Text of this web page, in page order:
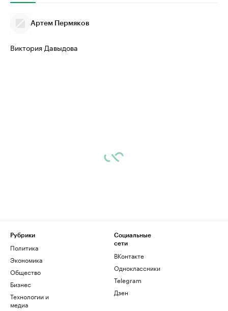
Артем Пермяков
Виктория Давыдова
Рубрики
Политика
Экономика
Общество
Бизнес
Технологии и
медиа
Социальные
сети
ВКонтакте
Одноклассники
Telegram
Дзен